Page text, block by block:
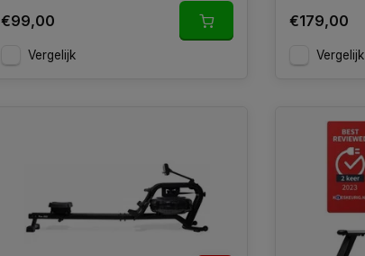
€99,00
Vergelijk
€179,00
Vergelijk